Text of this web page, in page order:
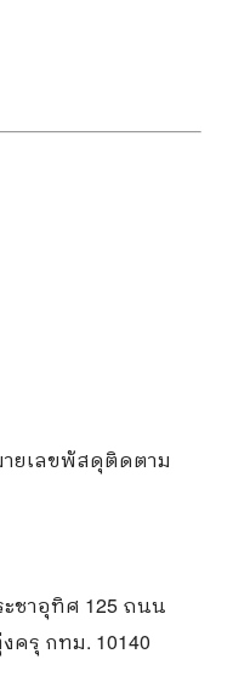
ยเลขพัสดุติดตาม
ชาอุทิศ 125 ถนน
ครุ กทม. 10140